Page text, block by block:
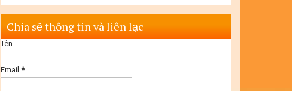
Chia sẽ thông tin và liên lạc
Tên
Email *